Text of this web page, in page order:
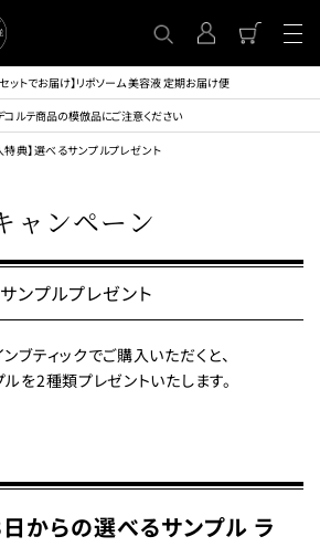
ットでお届け】リポソーム 美容液 定期お届け便
コルテ商品の模倣品にご注意ください
特典】選べるサンプルプレゼント
ャンペーン
ンプルプレゼント
ブティックでご購入いただくと、
を2種類プレゼントいたします。
からの選べるサンプル ラ